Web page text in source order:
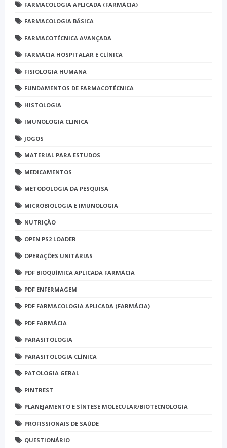
FARMACOLOGIA APLICADA (FARMÁCIA)
FARMACOLOGIA BÁSICA
FARMACOTÉCNICA AVANÇADA
FARMÁCIA HOSPITALAR E CLÍNICA
FISIOLOGIA HUMANA
FUNDAMENTOS DE FARMACOTÉCNICA
HISTOLOGIA
IMUNOLOGIA CLINICA
JOGOS
MATERIAL PARA ESTUDOS
MEDICAMENTOS
METODOLOGIA DA PESQUISA
MICROBIOLOGIA E IMUNOLOGIA
NUTRIÇÃO
OPEN PS2 LOADER
OPERAÇÕES UNITÁRIAS
PDF BIOQUÍMICA APLICADA FARMÁCIA
PDF ENFERMAGEM
PDF FARMACOLOGIA APLICADA (FARMÁCIA)
PDF FARMÁCIA
PARASITOLOGIA
PARASITOLOGIA CLÍNICA
PATOLOGIA GERAL
PINTREST
PLANEJAMENTO E SÍNTESE MOLECULAR/BIOTECNOLOGIA
PROFISSIONAIS DE SAÚDE
QUESTIONÁRIO